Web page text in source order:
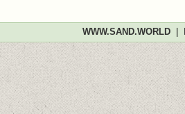
WWW.SAND.WORLD|